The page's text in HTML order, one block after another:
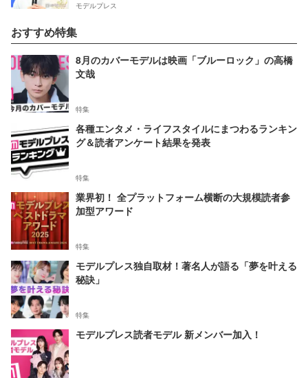
モデルプレス
おすすめ特集
8月のカバーモデルは映画「ブルーロック」の高橋
文哉
特集
各種エンタメ・ライフスタイルにまつわるランキン
グ＆読者アンケート結果を発表
特集
業界初！ 全プラットフォーム横断の大規模読者参
加型アワード
特集
モデルプレス独自取材！著名人が語る「夢を叶える
秘訣」
特集
モデルプレス読者モデル 新メンバー加入！